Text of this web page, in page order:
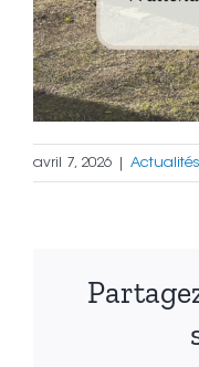
avril 7, 2026 Actualités